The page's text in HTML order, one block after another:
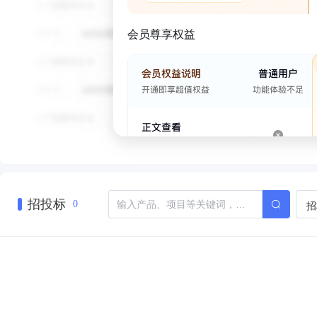
会员尊享权益
招投标 0